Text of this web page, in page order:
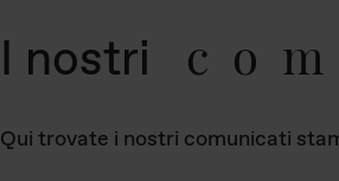
I nostri
Qui trovate i nostri comunicati